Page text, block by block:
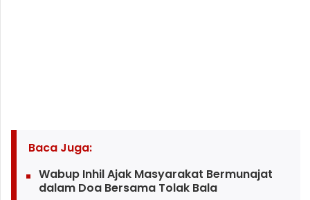
Baca Juga:
Wabup Inhil Ajak Masyarakat Bermunajat
dalam Doa Bersama Tolak Bala